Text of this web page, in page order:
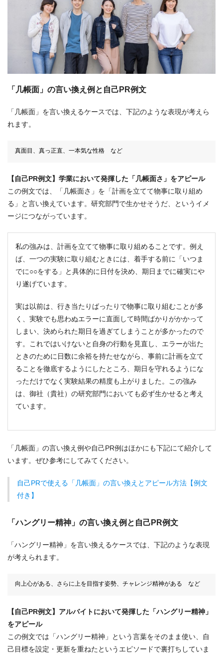
「几帳面」の言い換え例と自己PR例文
「几帳面」を言い換えるケースでは、下記のような表現が考えら
れます。
真面目、真っ正直、一本気な性格 など
【自己PR例文】学業において発揮した「几帳面さ」をアピール
この例文では、「几帳面さ」を「計画を立てて物事に取り組め
る」と言い換えています。研究部門で生かせそうだ、というイメ
ージにつながっています。
私の強みは、計画を立てて物事に取り組めることです。例え
ば、一つの実験に取り組むときには、着手する前に「いつま
でに○○をする」と具体的に日付を決め、期日までに確実にや
り遂げています。
実は以前は、行き当たりばったりで物事に取り組むことが多
く、実験でも思わぬエラーに直面して時間ばかりがかかって
しまい、決められた期日を過ぎてしまうことが多かったので
す。これではいけないと自身の行動を見直し、エラーが出た
ときのために日数に余裕を持たせながら、事前に計画を立て
ることを徹底するようにしたところ、期日を守れるようにな
っただけでなく実験結果の精度も上がりました。この強み
は、御社（貴社）の研究部門においても必ず生かせると考え
ています。
「几帳面」の言い換え例や自己PR例はほかにも下記にて紹介して
います。ぜひ参考にしてみてください。
自己PRで使える「几帳面」の言い換えとアピール方法【例文
付き】
「ハングリー精神」の言い換え例と自己PR例文
「ハングリー精神」を言い換えるケースでは、下記のような表現
が考えられます。
向上心がある、さらに上を目指す姿勢、チャレンジ精神がある など
【自己PR例文】アルバイトにおいて発揮した「ハングリー精神」
をアピール
この例文では「ハングリー精神」という言葉をそのまま使い、自
己目標を設定・更新を重ねたというエピソードで裏打ちしていま